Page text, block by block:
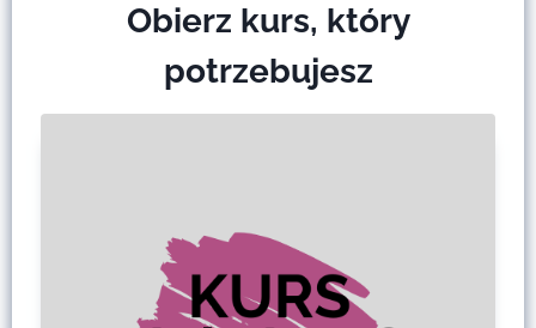
Obierz kurs, który
potrzebujesz